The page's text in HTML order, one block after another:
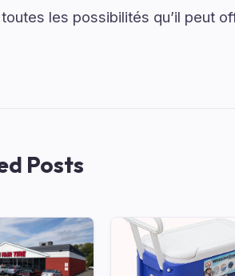
les possibilités qu’il peut
Posts